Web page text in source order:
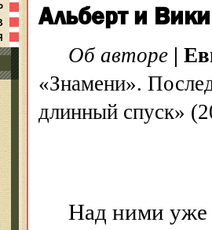
Альберт и Вики
Об авторе |
«Знамени».
длинный спуск»
Над ними уже